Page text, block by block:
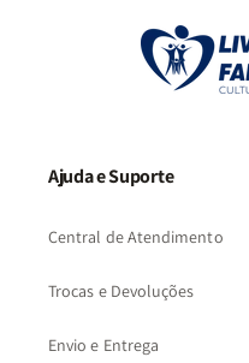
Ajuda e Suporte
Central de Atendimento
Trocas e Devoluções
Envio e Entrega